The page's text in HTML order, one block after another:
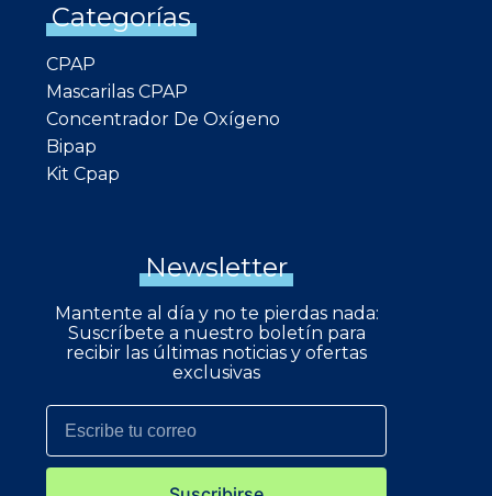
Categorías
CPAP
Mascarilas CPAP
Concentrador De Oxígeno
Bipap
Kit Cpap
Newsletter
Mantente al día y no te pierdas nada:
Suscríbete a nuestro boletín para
recibir las últimas noticias y ofertas
exclusivas